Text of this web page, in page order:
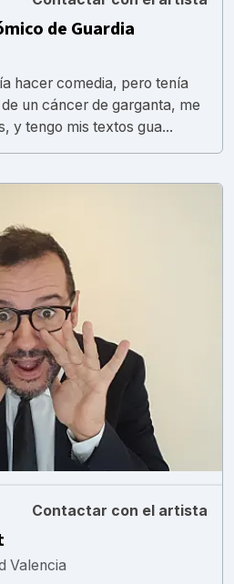
de Guardia
hacer comedia, pero tenía
un cáncer de garganta, me
y tengo mis textos gua...
Contactar con el artista
Valencia